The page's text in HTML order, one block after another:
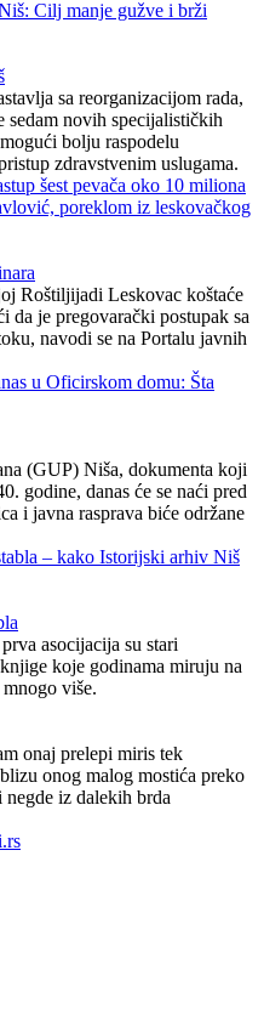
sa reorganizacijom rada,
sedam novih specijalističkih
bolju raspodelu
zdravstvenim uslugama.
Roštiljijadi Leskovac koštaće
da je pregovarački postupak sa
navodi se na Portalu javnih
(GUP) Niša, dokumenta koji
godine, danas će se naći pred
i javna rasprava biće održane
asocijacija su stari
koje godinama miruju na
više.
onaj prelepi miris tek
onog malog mostića preko
iz dalekih brda